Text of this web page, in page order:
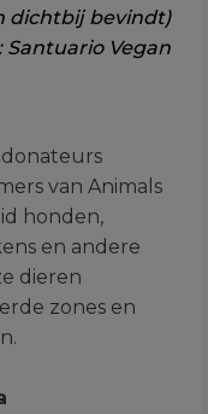
dichtbij bevindt)
Santuario Vegan
van Animals
honden,
en andere
dieren
zones en